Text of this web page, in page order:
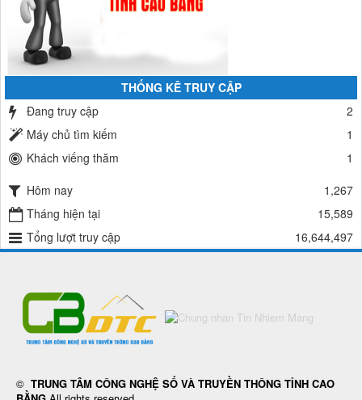
THỐNG KÊ TRUY CẬP
Đang truy cập
2
Máy chủ tìm kiếm
1
Khách viếng thăm
1
Hôm nay
1,267
Tháng hiện tại
15,589
Tổng lượt truy cập
16,644,497
© TRUNG TÂM CÔNG NGHỆ SỐ VÀ TRUYỀN THÔNG TỈNH CAO